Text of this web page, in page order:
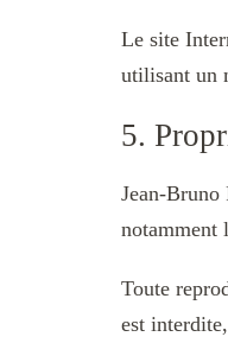
Le site
utilisant un
5.
Jean-Bruno
notamment
Toute
est